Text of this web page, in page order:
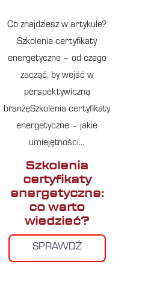
Co znajdziesz w artykule?
Szkolenia certyfikaty
energetyczne – od czego
zacząć, by wejść w
perspektywiczną
branżęSzkolenia certyfikaty
energetyczne – jakie
umiejętności…
Szkolenia
certyfikaty
energetyczne:
co warto
wiedzieć?
SPRAWDŹ